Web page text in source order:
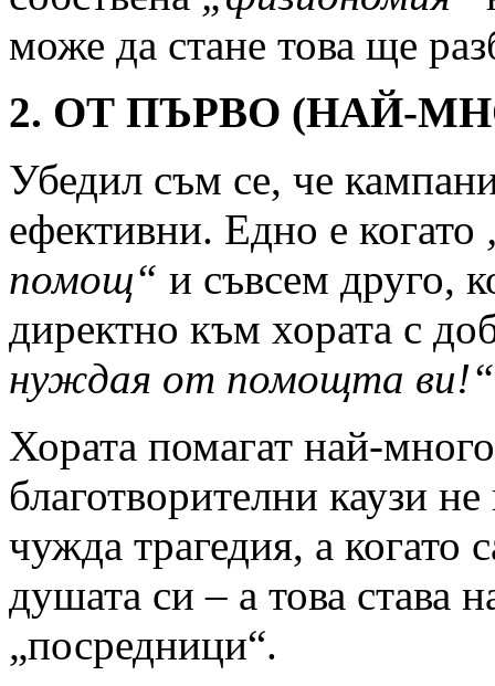
може да стане това ще
2. ОТ ПЪРВО (НАЙ-
Убедил съм се, че
ефективни. Едно е когато
помощ“ и съвсем друго,
директно към хората с
нуждая от помощта
Хората помагат най-
благотворителни каузи
чужда трагедия, а когато
душата си – а това става
„посредници“.